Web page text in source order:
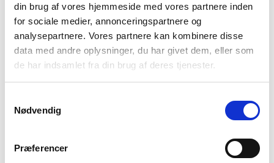
din brug af vores hjemmeside med vores partnere inden
for sociale medier, annonceringspartnere og
analysepartnere. Vores partnere kan kombinere disse
data med andre oplysninger, du har givet dem, eller som
de har indsamlet fra din brug af deres tjenester.
Nødvendig
Præferencer
Sweet Pink Poppy Red
Beach Sand